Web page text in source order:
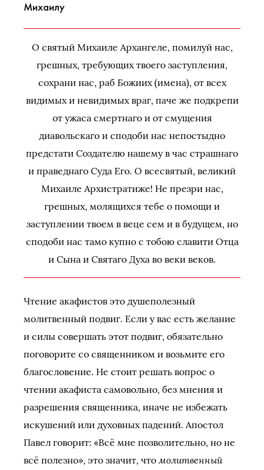
Михаилу
О святый Михаиле Архангеле, помилуй нас,
грешных, требующих твоего заступления,
сохрани нас, раб Божиих (имена), от всех
видимых и невидимых враг, паче же подкрепи
от ужаса смертнаго и от смущения
диавольскаго и сподоби нас непостыдно
предстати Создателю нашему в час страшнаго
и праведнаго Суда Его. О всесвятый, великий
Михаиле Архистратиже! Не презри нас,
грешных, молящихся тебе о помощи и
заступлении твоем в веце сем и в будущем, но
сподоби нас тамо купно с тобою славити Отца
и Сына и Святаго Духа во веки веков.
Чтение акафистов это душеполезный
молитвенный подвиг. Если у вас есть желание
и силы совершать этот подвиг, обязательно
поговорите со священником и возьмите его
благословение. Не стоит решать вопрос о
чтении акафиста самовольно, без мнения и
разрешения священника, иначе не избежать
искушений или духовных падений. Апостол
Павел говорит: «Всё мне позволительно, но не
всё полезно», это значит, что молитвенный